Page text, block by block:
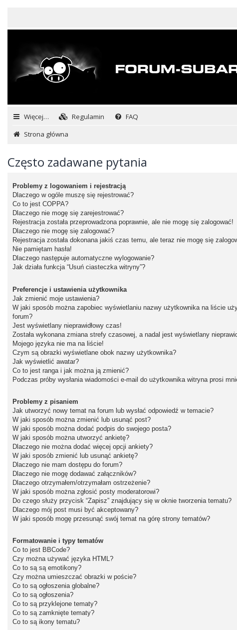
Więcej… Regulamin FAQ
Strona główna
Często zadawane pytania
Problemy z logowaniem i rejestracją
Dlaczego w ogóle muszę się rejestrować?
Co to jest COPPA?
Dlaczego nie mogę się zarejestrować?
Rejestracja została przeprowadzona poprawnie, ale nie mogę się zalogować!
Dlaczego nie mogę się zalogować?
Rejestracja została dokonana jakiś czas temu, ale teraz nie mogę się
Nie pamiętam hasła!
Dlaczego następuje automatyczne wylogowanie?
Jak działa funkcja “Usuń ciasteczka witryny”?
Preferencje i ustawienia użytkownika
Jak zmienić moje ustawienia?
W jaki sposób można zapobiec wyświetlaniu nazwy użytkownika na liście
forum?
Jest wyświetlany nieprawidłowy czas!
Została wykonana zmiana strefy czasowej, a nadal jest wyświetlany
Mojego języka nie ma na liście!
Czym są obrazki wyświetlane obok nazwy użytkownika?
Jak wyświetlić awatar?
Co to jest ranga i jak można ją zmienić?
Podczas próby wysłania wiadomości e-mail do użytkownika witryna prosi
Problemy z pisaniem
Jak utworzyć nowy temat na forum lub wysłać odpowiedź w temacie?
W jaki sposób można zmienić lub usunąć post?
W jaki sposób można dodać podpis do swojego posta?
W jaki sposób można utworzyć ankietę?
Dlaczego nie można dodać więcej opcji ankiety?
W jaki sposób zmienić lub usunąć ankietę?
Dlaczego nie mam dostępu do forum?
Dlaczego nie mogę dodawać załączników?
Dlaczego otrzymałem/otrzymałam ostrzeżenie?
W jaki sposób można zgłosić posty moderatorowi?
Do czego służy przycisk “Zapisz” znajdujący się w oknie tworzenia tematu?
Dlaczego mój post musi być akceptowany?
W jaki sposób mogę przesunąć swój temat na górę strony tematów?
Formatowanie i typy tematów
Co to jest BBCode?
Czy można używać języka HTML?
Co to są są emotikony?
Czy można umieszczać obrazki w poście?
Co to są ogłoszenia globalne?
Co to są ogłoszenia?
Co to są przyklejone tematy?
Co to są zamknięte tematy?
Co to są ikony tematu?